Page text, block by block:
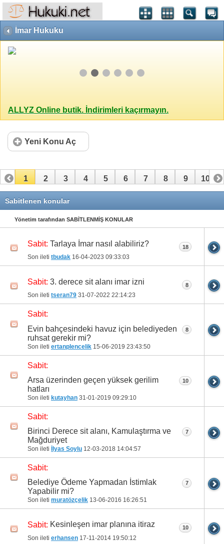
İmar Hukuku
ALLYZ Online butik. İndirimleri kaçırmayın.
Yeni Konu Aç
1 2 3 4 5 6 7 8 9 10
11 12 13
21 22 23 24 25 26
31 32 33
Sabitlenen konular
Yönetim tarafından SABİTLENMİŞ KONULAR
Sabit: Tarlaya İmar nasıl alabiliriz?
Son ileti tbudak 16-04-2023 09:33:03
18
Sabit: 3. derece sit alanı imar izni
Son ileti tseran79 31-07-2022 22:14:23
8
Sabit:
Evin bahçesindeki havuz için belediyeden
ruhsat gerekir mi?
Son ileti ertanplencelik 15-06-2019 23:43:50
8
Sabit:
Arsa üzerinden geçen yüksek gerilim
hatları
Son ileti kutayhan 31-01-2019 09:29:10
10
Sabit:
Birinci Derece sit alanı, Kamulaştırma ve
Mağduriyet
Son ileti İlyas Soylu 12-03-2018 14:04:57
7
Sabit:
Belediye Ödeme Yapmadan İstimlak
Yapabilir mi?
Son ileti muratözçelik 13-06-2016 16:26:51
7
Sabit: Kesinleşen imar planına itiraz
Son ileti erhansen 17-11-2014 19:50:12
10